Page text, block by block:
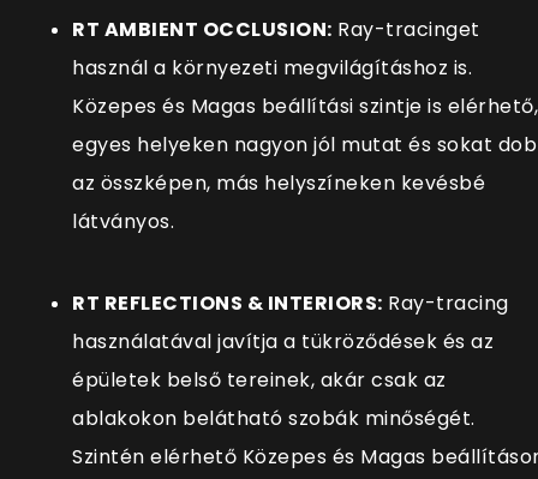
RT AMBIENT OCCLUSION: Ray-tracinget
használ a környezeti megvilágításhoz is.
Közepes és Magas beállítási szintje is elérhető,
egyes helyeken nagyon jól mutat és sokat dob
az összképen, más helyszíneken kevésbé
látványos.
RT REFLECTIONS & INTERIORS: Ray-tracing
használatával javítja a tükröződések és az
épületek belső tereinek, akár csak az
ablakokon belátható szobák minőségét.
Szintén elérhető Közepes és Magas